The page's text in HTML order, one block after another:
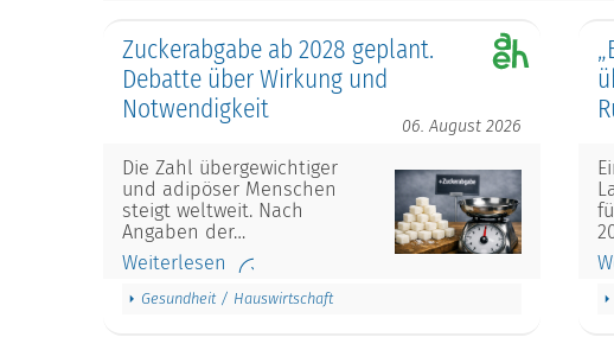
Zuckerabgabe ab 2028 geplant.
Debatte über Wirkung und
Notwendigkeit
06. August 2026
Die Zahl übergewichtiger
und adipöser Menschen
steigt weltweit. Nach
Angaben der…
Weiterlesen
Gesundheit / Hauswirtschaft